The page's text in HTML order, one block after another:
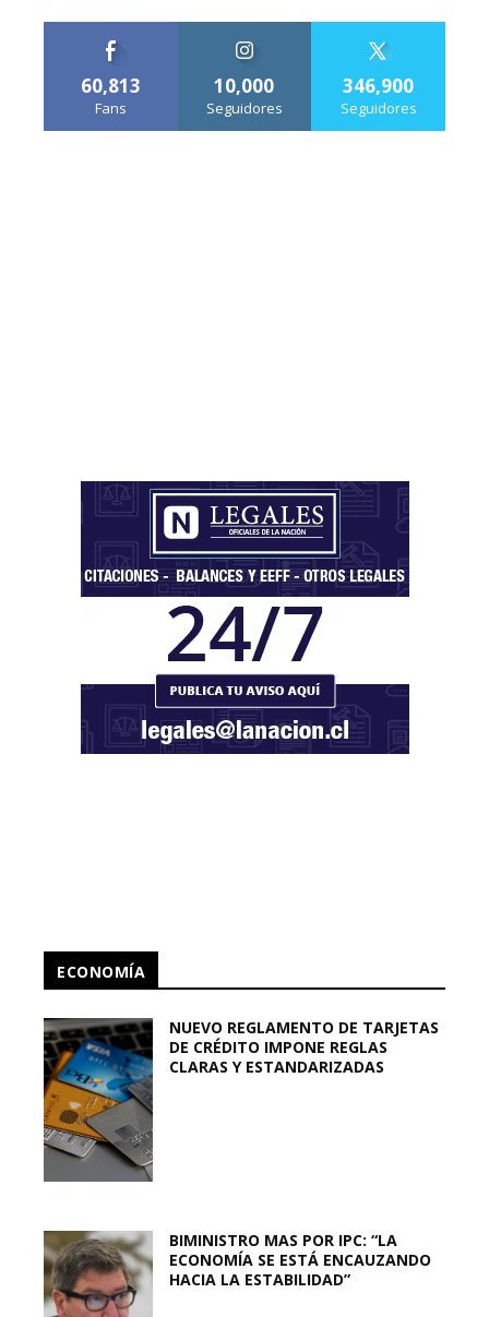
60,813
Fans
10,000
Seguidores
346,900
Seguidores
ECONOMÍA
NUEVO REGLAMENTO DE TARJETAS
DE CRÉDITO IMPONE REGLAS
CLARAS Y ESTANDARIZADAS
BIMINISTRO MAS POR IPC: “LA
ECONOMÍA SE ESTÁ ENCAUZANDO
HACIA LA ESTABILIDAD”